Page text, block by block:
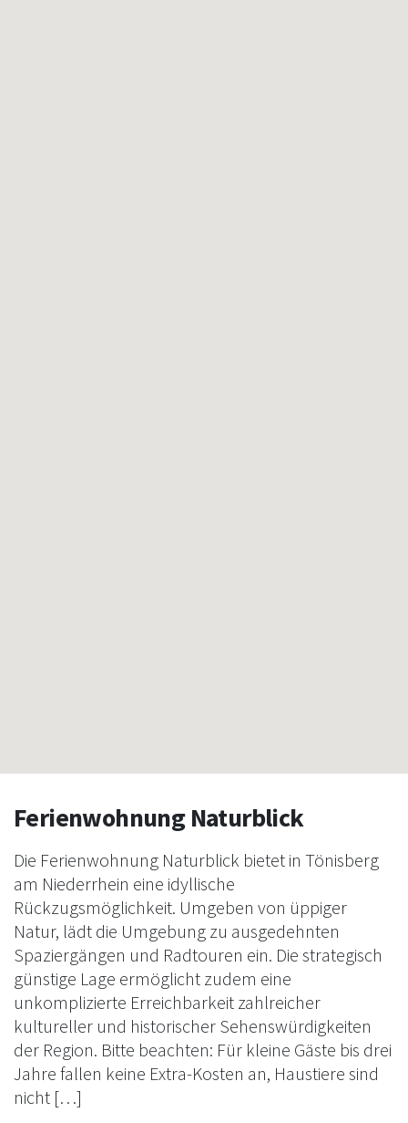
Ferienwohnung Naturblick
Die Ferienwohnung Naturblick bietet in Tönisberg
am Niederrhein eine idyllische
Rückzugsmöglichkeit. Umgeben von üppiger
Natur, lädt die Umgebung zu ausgedehnten
Spaziergängen und Radtouren ein. Die strategisch
günstige Lage ermöglicht zudem eine
unkomplizierte Erreichbarkeit zahlreicher
kultureller und historischer Sehenswürdigkeiten
der Region. Bitte beachten: Für kleine Gäste bis drei
Jahre fallen keine Extra-Kosten an, Haustiere sind
nicht […]